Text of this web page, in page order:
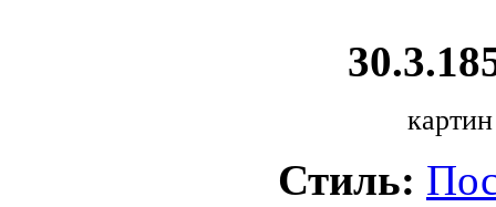
Стиль: